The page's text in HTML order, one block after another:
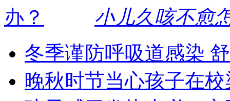
小儿久咳不愈
冬季谨防呼吸道感染
晚秋时节当心孩子在